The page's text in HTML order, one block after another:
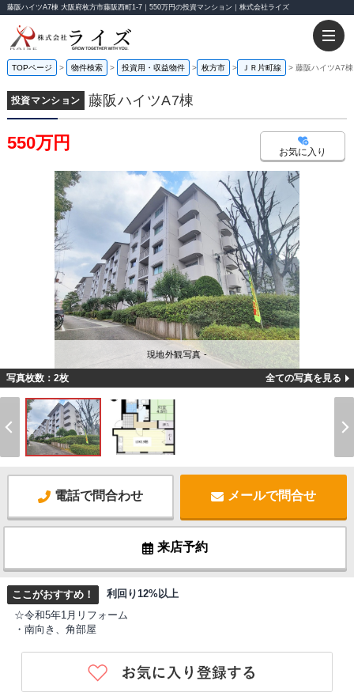
藤阪ハイツA7棟 大阪府枚方市藤阪西町1-7｜550万円の投資マンション｜株式会社ライズ
TOPページ 物件検索 投資用・収益物件 枚方市 ＪＲ片町線 藤阪ハイツA7棟
投資マンション 藤阪ハイツA7棟
550万円 お気に入り
現地外観写真 -
写真枚数：2枚 全ての写真を見る
電話で問合わせ メールで問合せ
来店予約
ここがおすすめ！
利回り12%以上
☆令和5年1月リフォーム
・南向き、角部屋